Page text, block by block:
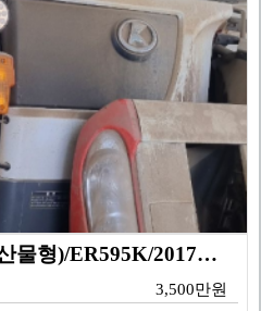
구보다/콤바인/5조식 (산물형)/ER595K/2017년…
3,500만원